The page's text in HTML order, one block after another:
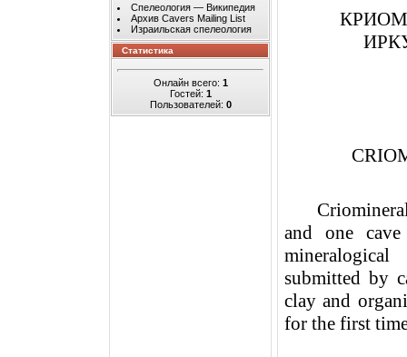
Спелеология — Википедия
Архив Cavers Mailing List
Израильская спелеология
Статистика
Онлайн всего: 1
Гостей: 1
Пользователей: 0
and one cave
submitted by
clay and
for the first